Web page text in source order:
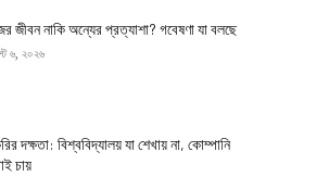
জীবন নাকি অন্যের প্রত্যাশা? গবেষণা যা বলছে
৬, ২০২৬
দক্ষতা: বিশ্ববিদ্যালয় যা শেখায় না, কোম্পানি
চায়